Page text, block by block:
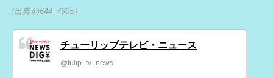
（出典 @644_7905）
チューリップテレビ・ニュース
@tulip_tv_news